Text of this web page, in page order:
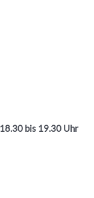
bis 19.30 Uhr